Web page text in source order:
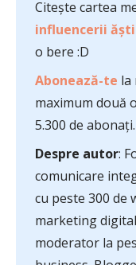
Citește cartea
influencerii
o bere :D
Abonează-te la
maximum două
5.300 de abonați.
Despre autor:
comunicare
cu peste 300 de
marketing
moderator la